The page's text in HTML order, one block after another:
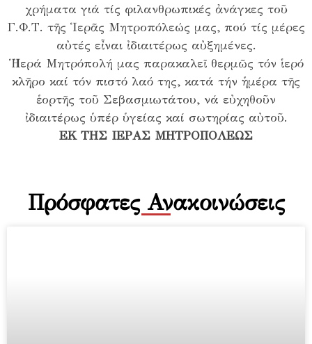
χρήματα γιά τίς φιλανθρωπικές ἀνάγκες τοῦ
Γ.Φ.Τ. τῆς Ἱερᾶς Μητροπόλεώς μας, πού τίς μέρες
αὐτές εἶναι ἰδιαιτέρως αὐξημένες.
Ἡ Ἱερά Μητρόπολή μας παρακαλεῖ θερμῶς τόν ἱερό
κλῆρο καί τόν πιστό λαό της, κατά τήν ἡμέρα τῆς
ἑορτῆς τοῦ Σεβασμιωτάτου, νά εὐχηθοῦν
ἰδιαιτέρως ὑπέρ ὑγείας καί σωτηρίας αὐτοῦ.
ΕΚ ΤΗΣ ΙΕΡΑΣ ΜΗΤΡΟΠΟΛΕΩΣ
Πρόσφατες Ανακοινώσεις